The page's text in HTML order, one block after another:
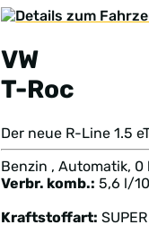
VW
T-Roc
Der neue R-Line 1.5
Benzin , Automatik, 0
Verbr. komb.: 5,6 l/
Kraftstoffart: SUPER